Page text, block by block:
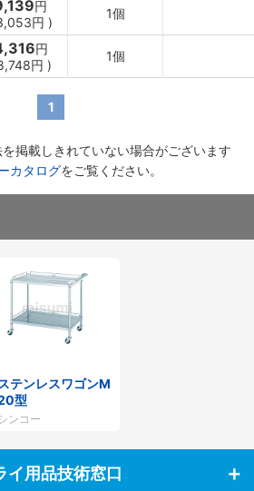
円
円 )
1個
円
円 )
1個
1
掲載しきれていない場合がございます
カタログをご覧ください。
ステンレスワゴンM
型
シンコー
イ用品技術窓口